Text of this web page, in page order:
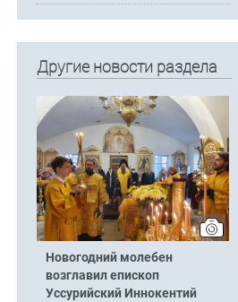
Другие новости раздела
Новогодний молебен
возглавил епископ
Уссурийский Иннокентий